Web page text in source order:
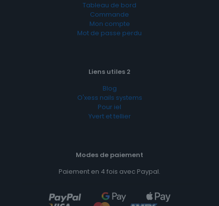
Tableau de bord
Commande
Mon compte
Mot de passe perdu
Liens utiles 2
Blog
O'xess nails systems
Pour iel
Yvert et tellier
Modes de paiement
Paiement en 4 fois avec Paypal.